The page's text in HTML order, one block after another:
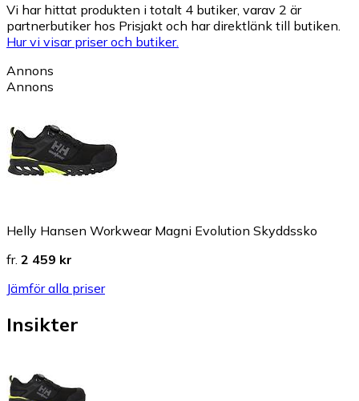
Vi har hittat produkten i totalt 4 butiker, varav 2 är
partnerbutiker hos Prisjakt och har direktlänk till butiken.
Hur vi visar priser och butiker.
Annons
Annons
Helly Hansen Workwear Magni Evolution Skyddssko
fr. 2 459 kr
Jämför alla priser
Insikter